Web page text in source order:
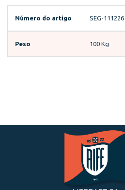
Número do artigo SEG-111226
Peso 100 Kg